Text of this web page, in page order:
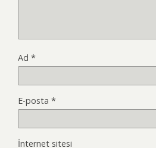
Ad *
E-posta *
İnternet sitesi